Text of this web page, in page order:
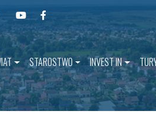
do BIPPrzejdź do naszego kanału na
STAROSTWO INVEST IN